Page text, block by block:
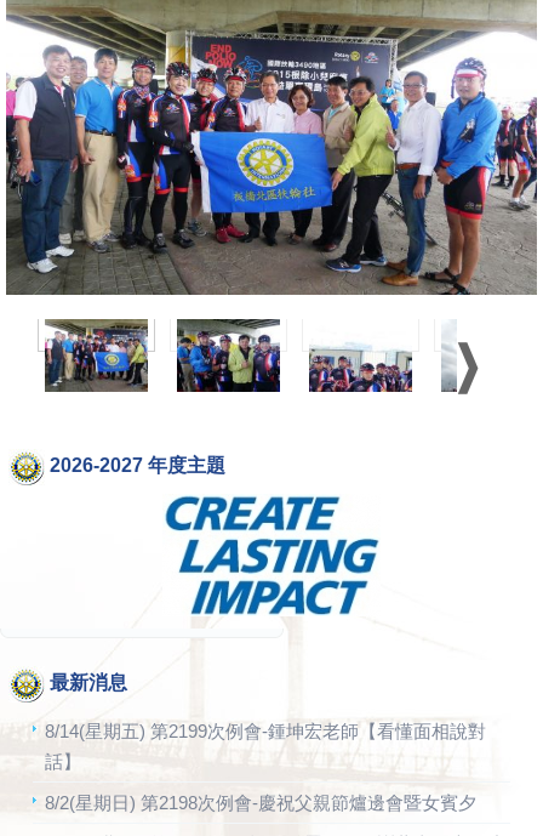
2026-2027 年度主題
最新消息
8/14(星期五) 第2199次例會-鍾坤宏老師【看懂面相說對
話】
8/2(星期日) 第2198次例會-慶祝父親節爐邊會暨女賓夕